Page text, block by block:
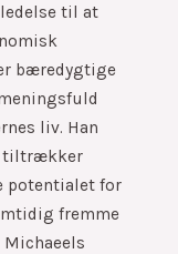
til at
bæredygtige
liv. Han
tiltrækker
potentialet for
fremme